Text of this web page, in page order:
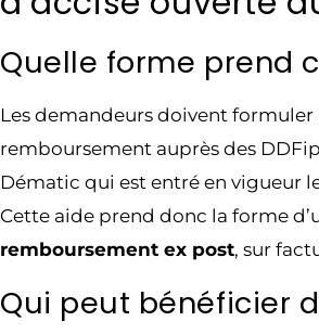
Quelle forme prend
Les demandeurs doivent
remboursement auprès des
Dématic qui est entré en vigueur le
Cette aide prend donc la forme
remboursement ex post, sur
Qui peut bénéficier